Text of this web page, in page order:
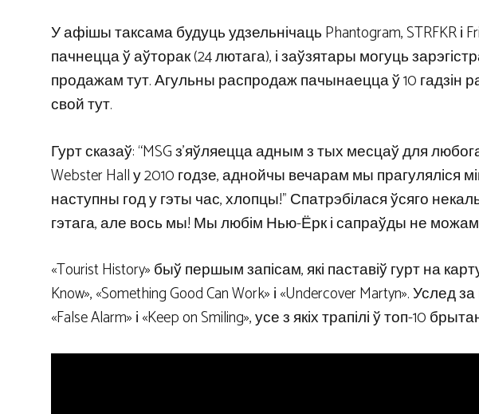
У афішы таксама будуць удзельнічаць Phantogram, STRFKR і
пачнецца ў аўторак (24 лютага), і заўзятары могуць
продажам тут. Агульны распродаж пачынаецца ў 10 гадзін
свой тут.
Гурт сказаў: “MSG з’яўляецца адным з тых месцаў для
Webster Hall у 2010 годзе, аднойчы вечарам мы прагуляліся
наступны год у гэты час, хлопцы!” Спатрэбілася ўсяго
гэтага, але вось мы! Мы любім Нью-Ёрк і сапраўды не можам
«Tourist History» быў першым запісам, які паставіў гурт на
Know», «Something Good Can Work» і «Undercover Martyn».
«False Alarm» і «Keep on Smiling», усе з якіх трапілі ў топ-10